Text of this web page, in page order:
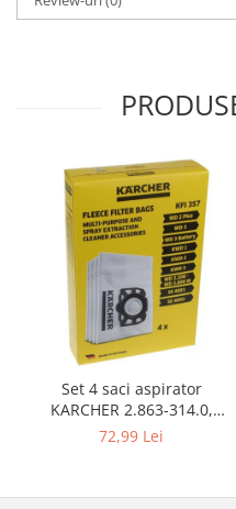
Aparate cosmetice
Cosmetice si produse ingrijire
Jucarii, Copii & Bebe
Camera copilului
Hrana bebelusi
Igiena si ingrijire
Jucarii si Jocuri
Maternitate
Petshop
Accesorii animale de companie
Set 4 saci aspirator
KARCHER 2.863-314.0,
compatibil cu WD, KWD, SE
72,99 Lei